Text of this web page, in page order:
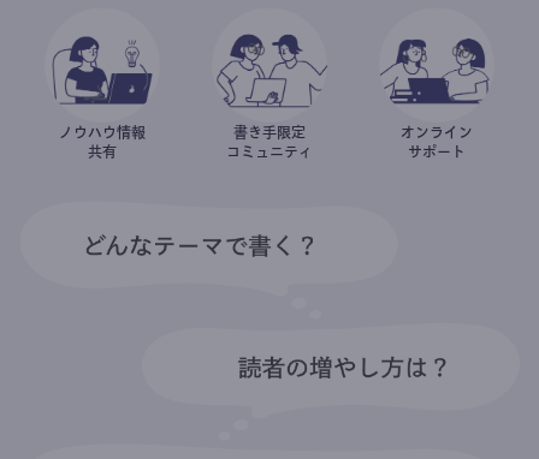
ノウハウ情報
共有
書き手限定
コミュニティ
オンライン
サポート